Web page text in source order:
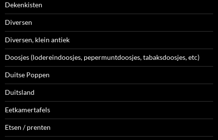
Dekenkisten
Diversen
Diversen, klein antiek
Doosjes (lodereindoosjes, pepermuntdoosjes, tabaksdoosjes, etc)
Duitse Poppen
Duitsland
Eetkamertafels
Etsen / prenten